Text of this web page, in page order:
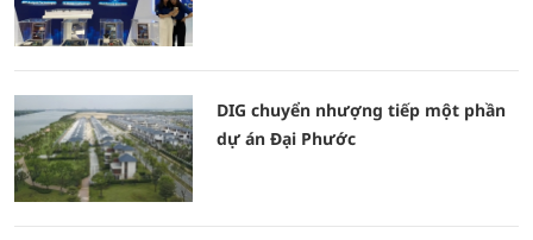
DIG chuyển nhượng tiếp một phần
dự án Đại Phước